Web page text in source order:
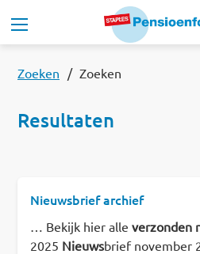
Overslaan en naar de inhoud gaan
Onze regeling
Ons pensioenfonds
Nieuws
Zoeken Zoeken
Resultaten
Nieuwsbrief archief
… Bekijk hier alle verzonden
2025 Nieuwsbrief november